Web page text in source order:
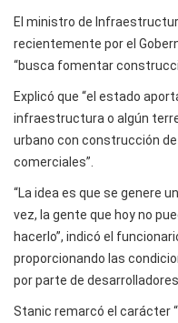
El ministro de
recientemente por el
“busca fomentar
Explicó que “el estado
infraestructura o algún
urbano con construcción
comerciales”.
“La idea es que se genere
vez, la gente que hoy no
hacerlo”, indicó el
proporcionando las
por parte de
Stanic remarcó el carácter